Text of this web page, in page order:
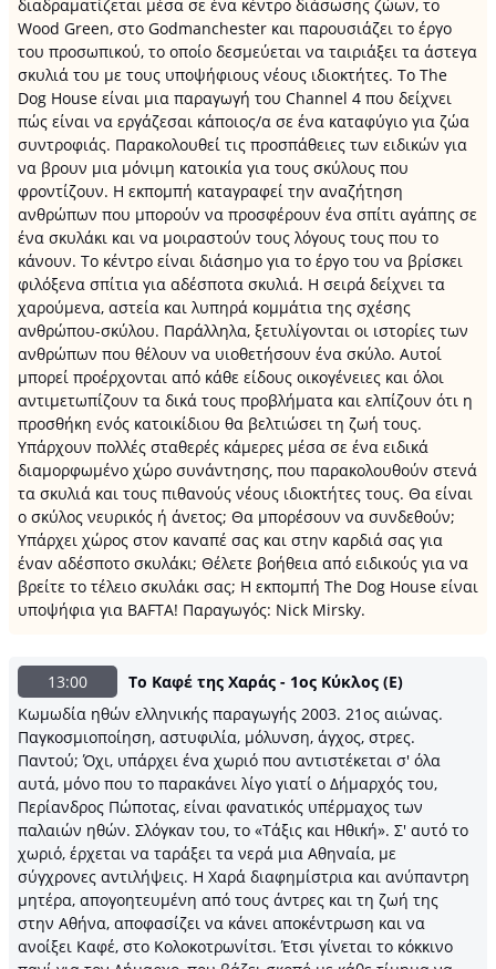
διαδραματίζεται μέσα σε ένα κέντρο διάσωσης ζώων, το
Wood Green, στο Godmanchester και παρουσιάζει το έργο
του προσωπικού, το οποίο δεσμεύεται να ταιριάξει τα άστεγα
σκυλιά του με τους υποψήφιους νέους ιδιοκτήτες. Το The
Dog House είναι μια παραγωγή του Channel 4 που δείχνει
πώς είναι να εργάζεσαι κάποιος/α σε ένα καταφύγιο για ζώα
συντροφιάς. Παρακολουθεί τις προσπάθειες των ειδικών για
να βρουν μια μόνιμη κατοικία για τους σκύλους που
φροντίζουν. Η εκπομπή καταγραφεί την αναζήτηση
ανθρώπων που μπορούν να προσφέρουν ένα σπίτι αγάπης σε
ένα σκυλάκι και να μοιραστούν τους λόγους τους που το
κάνουν. Το κέντρο είναι διάσημο για το έργο του να βρίσκει
φιλόξενα σπίτια για αδέσποτα σκυλιά. Η σειρά δείχνει τα
χαρούμενα, αστεία και λυπηρά κομμάτια της σχέσης
ανθρώπου-σκύλου. Παράλληλα, ξετυλίγονται οι ιστορίες των
ανθρώπων που θέλουν να υιοθετήσουν ένα σκύλο. Αυτοί
μπορεί προέρχονται από κάθε είδους οικογένειες και όλοι
αντιμετωπίζουν τα δικά τους προβλήματα και ελπίζουν ότι η
προσθήκη ενός κατοικίδιου θα βελτιώσει τη ζωή τους.
Υπάρχουν πολλές σταθερές κάμερες μέσα σε ένα ειδικά
διαμορφωμένο χώρο συνάντησης, που παρακολουθούν στενά
τα σκυλιά και τους πιθανούς νέους ιδιοκτήτες τους. Θα είναι
ο σκύλος νευρικός ή άνετος; Θα μπορέσουν να συνδεθούν;
Υπάρχει χώρος στον καναπέ σας και στην καρδιά σας για
έναν αδέσποτο σκυλάκι; Θέλετε βοήθεια από ειδικούς για να
βρείτε το τέλειο σκυλάκι σας; Η εκπομπή The Dog House είναι
υποψήφια για BAFTA! Παραγωγός: Nick Mirsky.
13:00
Το Καφέ της Χαράς - 1ος Κύκλος (E)
Κωμωδία ηθών ελληνικής παραγωγής 2003. 21ος αιώνας.
Παγκοσμιοποίηση, αστυφιλία, μόλυνση, άγχος, στρες.
Παντού; Όχι, υπάρχει ένα χωριό που αντιστέκεται σ' όλα
αυτά, μόνο που το παρακάνει λίγο γιατί ο Δήμαρχός του,
Περίανδρος Πώποτας, είναι φανατικός υπέρμαχος των
παλαιών ηθών. Σλόγκαν του, το «Τάξις και Ηθική». Σ' αυτό το
χωριό, έρχεται να ταράξει τα νερά μια Αθηναία, με
σύγχρονες αντιλήψεις. Η Χαρά διαφημίστρια και ανύπαντρη
μητέρα, απογοητευμένη από τους άντρες και τη ζωή της
στην Αθήνα, αποφασίζει να κάνει αποκέντρωση και να
ανοίξει Καφέ, στο Κολοκοτρωνίτσι. Έτσι γίνεται το κόκκινο